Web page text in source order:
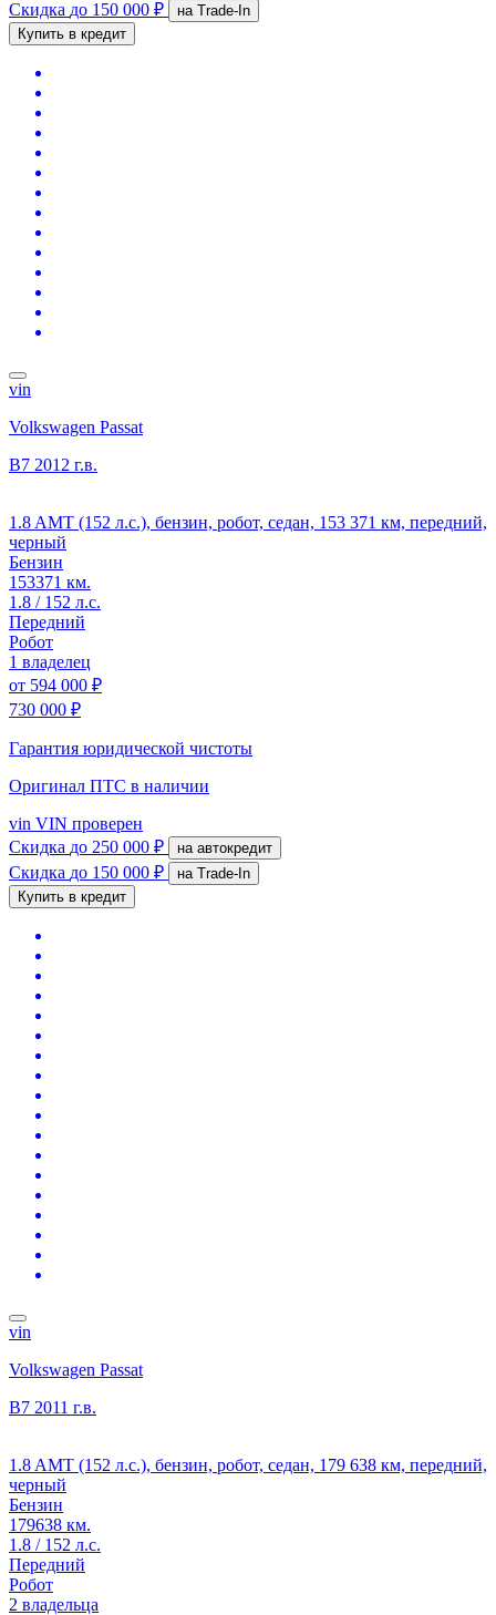
Скидка до 150 000 ₽
на Trade-In
Купить в кредит
vin
Volkswagen Passat
B7 2012 г.в.
1.8 AMT (152 л.с.), бензин, робот, седан, 153 371 км, передний,
черный
Бензин
153371 км.
1.8 / 152 л.с.
Передний
Робот
1 владелец
от 594 000 ₽
730 000 ₽
Гарантия юридической чистоты
Оригинал ПТС в наличии
vin VIN проверен
Скидка до 250 000 ₽ на автокредит
Скидка до 150 000 ₽
на Trade-In
Купить в кредит
vin
Volkswagen Passat
B7 2011 г.в.
1.8 AMT (152 л.с.), бензин, робот, седан, 179 638 км, передний,
черный
Бензин
179638 км.
1.8 / 152 л.с.
Передний
Робот
2 владельца